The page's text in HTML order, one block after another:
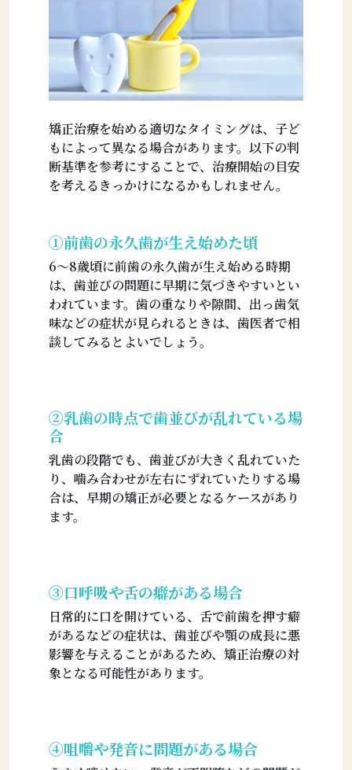
矯正治療を始める適切なタイミングは、子ど
もによって異なる場合があります。以下の判
断基準を参考にすることで、治療開始の目安
を考えるきっかけになるかもしれません。
①前歯の永久歯が生え始めた頃
6〜8歳頃に前歯の永久歯が生え始める時期
は、歯並びの問題に早期に気づきやすいとい
われています。歯の重なりや隙間、出っ歯気
味などの症状が見られるときは、歯医者で相
談してみるとよいでしょう。
➁乳歯の時点で歯並びが乱れている場
合
乳歯の段階でも、歯並びが大きく乱れていた
り、噛み合わせが左右にずれていたりする場
合は、早期の矯正が必要となるケースがあり
ます。
➂口呼吸や舌の癖がある場合
日常的に口を開けている、舌で前歯を押す癖
があるなどの症状は、歯並びや顎の成長に悪
影響を与えることがあるため、矯正治療の対
象となる可能性があります。
④咀嚼や発音に問題がある場合